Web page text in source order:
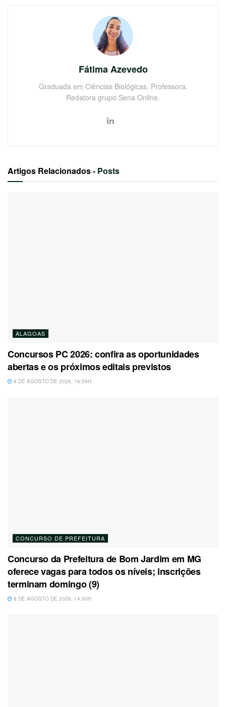
Fátima Azevedo
Graduada em Ciências Biológicas. Professora.
Redatora grupo Sena Online.
Artigos Relacionados- Posts
ALAGOAS
Concursos PC 2026: confira as oportunidades
abertas e os próximos editais previstos
8 DE AGOSTO DE 2026, 16:59H
CONCURSO DE PREFEITURA
Concurso da Prefeitura de Bom Jardim em MG
oferece vagas para todos os níveis; inscrições
terminam domingo (9)
8 DE AGOSTO DE 2026, 14:00H